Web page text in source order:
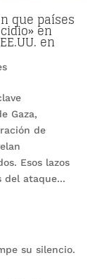
que países
en
en
Gaza,
de
Esos lazos
del ataque...
su silencio.